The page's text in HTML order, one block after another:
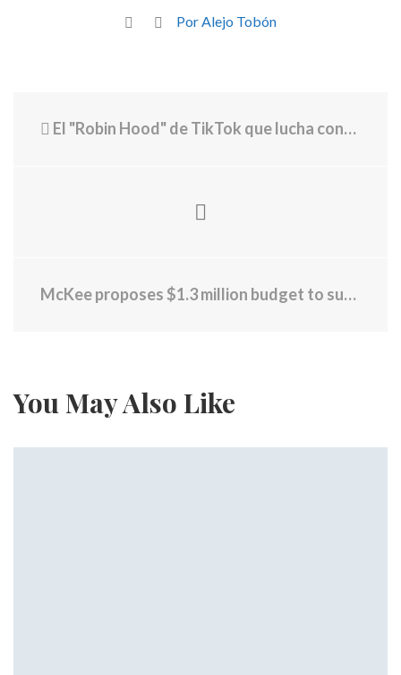
Por Alejo Tobón
El "Robin Hood" de TikTok que lucha contra los abusos de los propietarios y de los agentes inmobiliarios
McKee proposes $1.3 million budget to support businesses impacted by Washington Bridge
You May Also Like